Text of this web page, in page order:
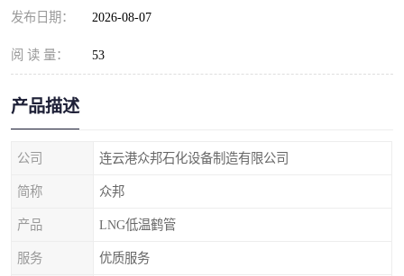
发布日期： 2026-08-07
阅 读 量： 53
产品描述
公司 连云港众邦石化设备制造有限公司
简称 众邦
产品 LNG低温鹤管
服务 优质服务